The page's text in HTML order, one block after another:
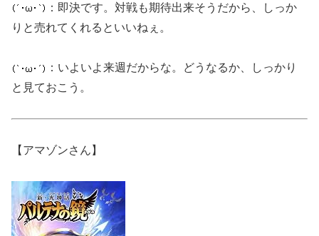
：即決です。対戦も期待出来そうだから、しっか
りと売れてくれるといいねぇ。
：いよいよ来週だからな。どうなるか、しっかり
と見ておこう。
【アマゾンさん】